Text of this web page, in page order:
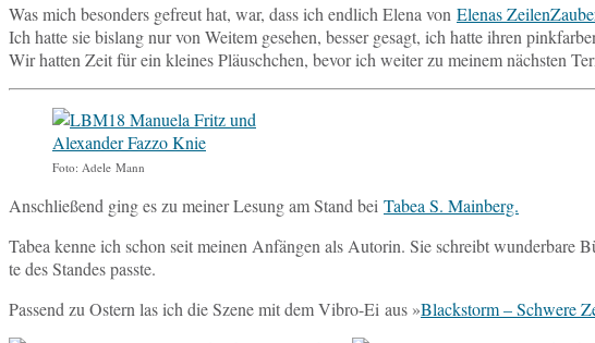
Was mich be­son­ders ge­freut hat, war, dass ich end­lich Elena von Elenas
Ich hatte sie bis­lang nur von Weitem ge­se­hen, besser gesagt, ich hatte ihren
Wir hatten Zeit für ein klei­nes Pläusch­chen, bevor ich weiter zu meinem nächs­ten
Foto: Adele Mann
An­schlie­ßend ging es zu meiner Lesung am Stand bei Tabea S. Mainberg.
Tabea kenne ich schon seit meinen An­fän­gen als Au­torin. Sie schreibt
te des Stan­des passte.
Pas­send zu Ostern las ich die Szene mit dem Vibro-Ei aus »Black­storm – Schwe­re